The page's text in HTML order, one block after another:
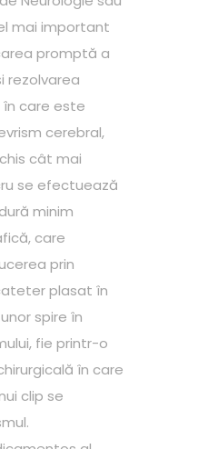
mai important
promptă a
rezolvarea
în care este
cerebral,
cât mai
se efectuează
minim
care
prin
plasat în
spire în
fie printr-o
în care
clip se